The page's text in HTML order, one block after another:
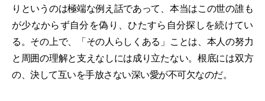
りというのは極端な例え話であって、本当はこの世の誰も
が少なからず自分を偽り、ひたすら自分探しを続けてい
る。その上で、「その人らしくある」ことは、本人の努力
と周囲の理解と支えなしには成り立たない。根底には双方
の、決して互いを手放さない深い愛が不可欠なのだ。